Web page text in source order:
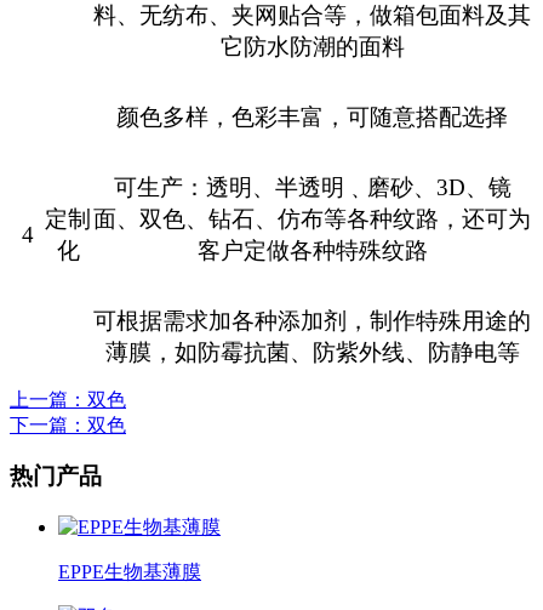
料、无纺布、夹网贴合等，做箱包面料及其
它防水防潮的面料
4
定制
化
颜色多样，色彩丰富，可随意搭配选择
可生产：透明、半透明﹑磨砂、 3D、镜
面、双色、钻石、仿布等各种纹路，还可为
客户定做各种特殊纹路
可根据需求加各种添加剂，制作特殊用途的
薄膜，如防霉抗菌、防紫外线、防静电等
上一篇 ：双色
下一篇 ：双色
热门产品
EPPE生物基薄膜